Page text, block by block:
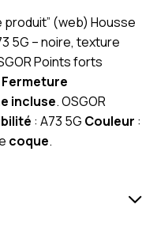
(web) Housse
5G – noire, texture
Points forts
Fermeture
incluse. OSGOR
: A73 5G Couleur :
coque.